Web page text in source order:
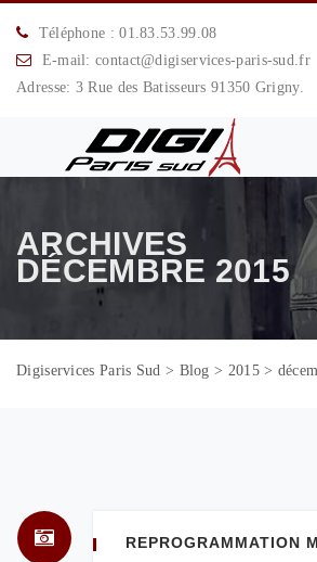
Téléphone : 01.83.53.99.08
E-mail: contact@digiservices-paris-sud.fr
Adresse: 3 Rue des Batisseurs 91350 Grigny.
ARCHIVES
DÉCEMBRE 2015
Digiservices Paris Sud > Blog > 2015>
REPROGRAMMATION